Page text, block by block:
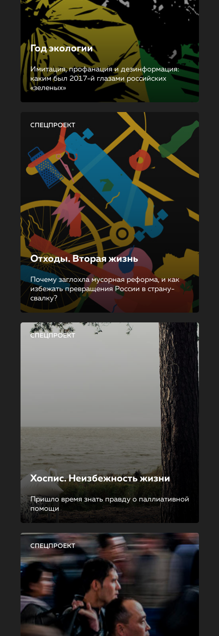
Год экологии
Имитация, профанация и дезинформация:
каким был 2017-й глазами российских
«зеленых»
СПЕЦПРОЕКТ
Отходы. Вторая жизнь
Почему заглохла мусорная реформа, и как
избежать превращения России в страну-
свалку?
СПЕЦПРОЕКТ
Хоспис. Неизбежность жизни
Пришло время знать правду о паллиативной
помощи
СПЕЦПРОЕКТ